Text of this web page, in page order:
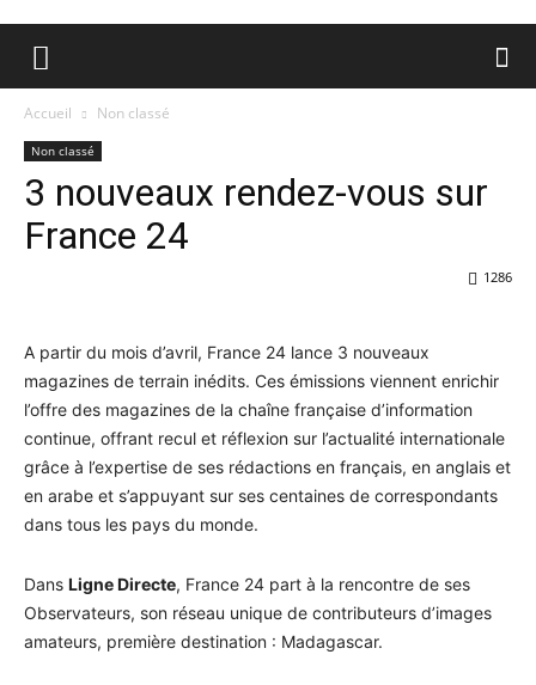
Accueil Non classé
Non classé
3 nouveaux rendez-vous sur
France 24
1286
A partir du mois d’avril, France 24 lance 3 nouveaux
magazines de terrain inédits. Ces émissions viennent enrichir
l’offre des magazines de la chaîne française d’information
continue, offrant recul et réflexion sur l’actualité internationale
grâce à l’expertise de ses rédactions en français, en anglais et
en arabe et s’appuyant sur ses centaines de correspondants
dans tous les pays du monde.
Dans Ligne Directe, France 24 part à la rencontre de ses
Observateurs, son réseau unique de contributeurs d’images
amateurs, première destination : Madagascar.